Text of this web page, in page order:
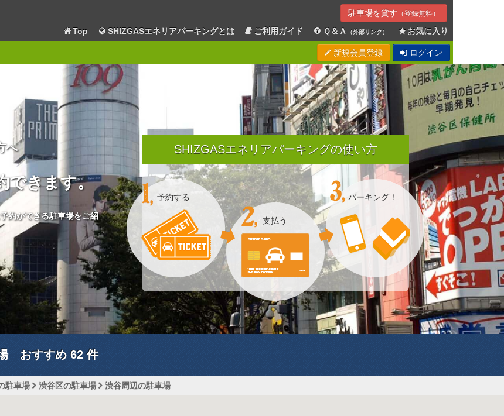
駐車場を貸す （登録無料）
Top SHIZGASエネリアパーキングとは ご利用ガイド Ｑ＆Ａ （外部リンク） お気に入り
新規会員登録 ログイン
へ
できます。
約ができる駐車場をご紹
SHIZGASエネリアパーキングの使い方
予約する
支払う
パーキング！
場 おすすめ62 件
駐車場 渋谷区の駐車場
渋谷周辺の駐車場